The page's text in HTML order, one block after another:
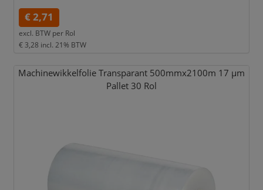
€ 2,71
excl. BTW per Rol
€ 3,28 incl. 21% BTW
Machinewikkelfolie Transparant 500mmx2100m 17 µm
Pallet 30 Rol